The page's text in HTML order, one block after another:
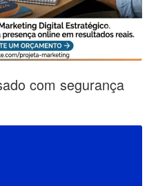
com segurança